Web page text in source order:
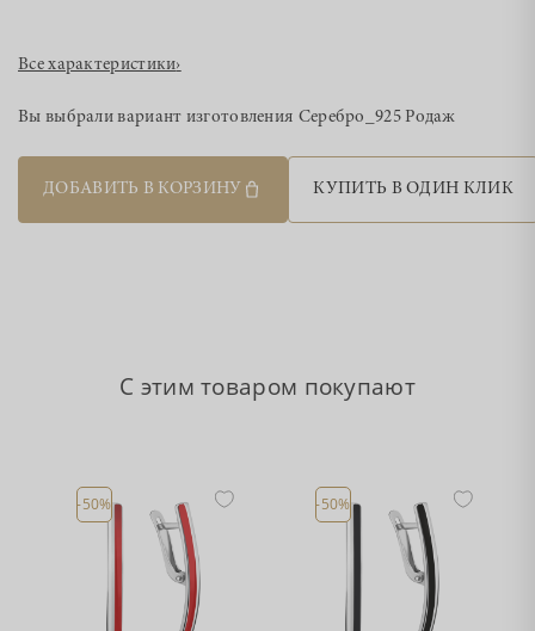
Все характеристики›
Вы выбрали вариант изготовления Серебро_925 Родаж
ДОБАВИТЬ В КОРЗИНУ КУПИТЬ В ОДИН КЛИК
С этим товаром покупают
-50% -50%